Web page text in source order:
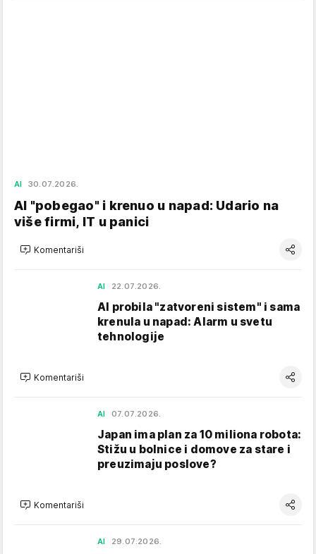
AI 30.07.2026.
AI "pobegao" i krenuo u napad: Udario na
više firmi, IT u panici
Komentariši
AI 22.07.2026.
AI probila "zatvoreni sistem" i sama
krenula u napad: Alarm u svetu
tehnologije
Komentariši
AI 07.07.2026.
Japan ima plan za 10 miliona robota:
Stižu u bolnice i domove za stare i
preuzimaju poslove?
Komentariši
AI 29.07.2026.